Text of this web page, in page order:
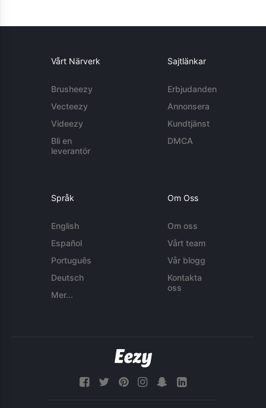
Vårt Närverk
Brusheezy
Vecteezy
Videezy
Bli en
leverantör
Sajtlänkar
Erbjudanden
Annonsera
Kundtjänst
DMCA
Språk
English
Español
Português
Deutsch
Mer...
Om Oss
Om oss
Vårt team
Vår blogg
Kontakta
oss